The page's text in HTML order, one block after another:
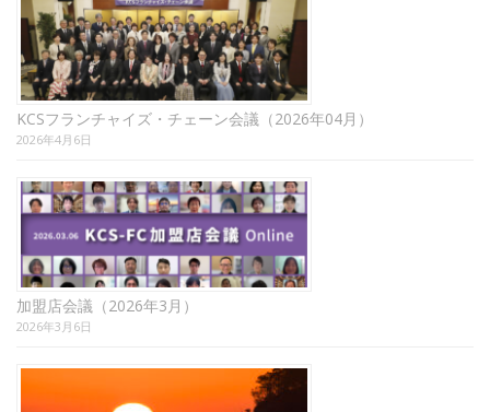
KCSフランチャイズ・チェーン会議（2026年04月）
2026年4月6日
加盟店会議（2026年3月）
2026年3月6日